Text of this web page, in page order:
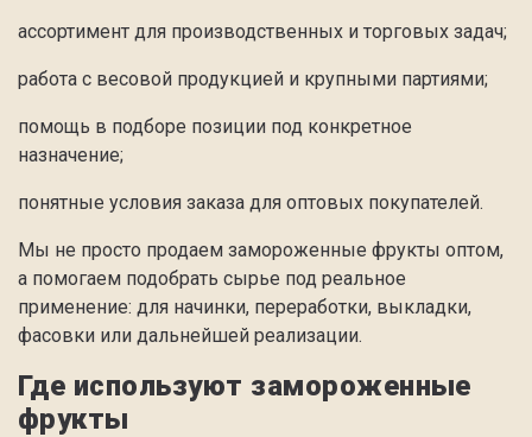
ассортимент для производственных и торговых задач;
работа с весовой продукцией и крупными партиями;
помощь в подборе позиции под конкретное
назначение;
понятные условия заказа для оптовых покупателей.
Мы не просто продаем замороженные фрукты оптом,
а помогаем подобрать сырье под реальное
применение: для начинки, переработки, выкладки,
фасовки или дальнейшей реализации.
Где используют замороженные
фрукты